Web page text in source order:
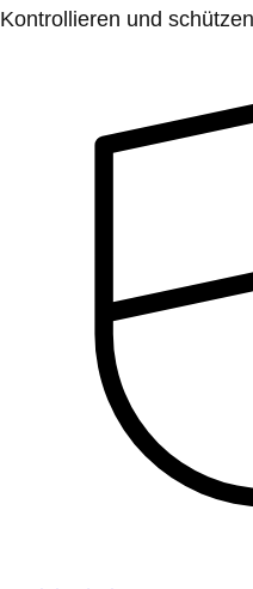
Kontrollieren und